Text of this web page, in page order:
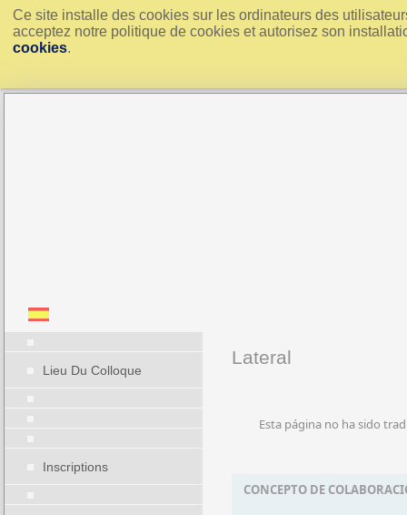
Ce site installe des cookies sur les ordinateurs des
acceptez notre politique de cookies et autorisez son
cookies.
Lieu Du Colloque
Inscriptions
Lateral
Esta página no ha sido
CONCEPTO DE